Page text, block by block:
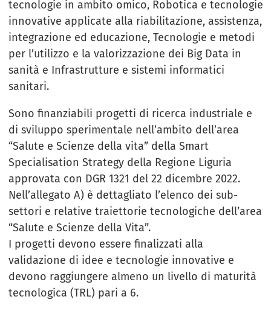
tecnologie in ambito omico, Robotica e tecnologie
innovative applicate alla riabilitazione, assistenza,
integrazione ed educazione, Tecnologie e metodi
per l’utilizzo e la valorizzazione dei Big Data in
sanità e Infrastrutture e sistemi informatici
sanitari.
Sono finanziabili progetti di ricerca industriale e
di sviluppo sperimentale nell’ambito dell’area
“Salute e Scienze della vita” della Smart
Specialisation Strategy della Regione Liguria
approvata con DGR 1321 del 22 dicembre 2022.
Nell’allegato A) è dettagliato l’elenco dei sub-
settori e relative traiettorie tecnologiche dell’area
“Salute e Scienze della Vita”.
I progetti devono essere finalizzati alla
validazione di idee e tecnologie innovative e
devono raggiungere almeno un livello di maturità
tecnologica (TRL) pari a 6.